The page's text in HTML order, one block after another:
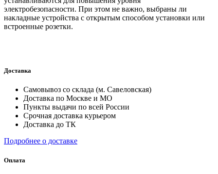
электробезопасности. При этом не важно, выбраны ли
накладные устройства с открытым способом установки или
встроенные розетки.
Доставка
Самовывоз со склада (м. Савеловская)
Доставка по Москве и МО
Пункты выдачи по всей России
Срочная доставка курьером
Доставка до ТК
Подробнее о доставке
Оплата